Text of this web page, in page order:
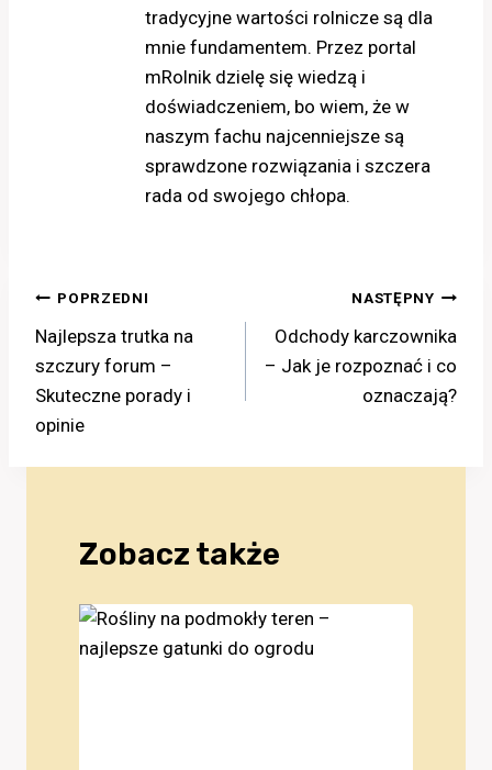
tradycyjne wartości rolnicze są dla
mnie fundamentem. Przez portal
mRolnik dzielę się wiedzą i
doświadczeniem, bo wiem, że w
naszym fachu najcenniejsze są
sprawdzone rozwiązania i szczera
rada od swojego chłopa.
Nawigacja
wpisu
POPRZEDNI
Najlepsza trutka na
szczury forum –
Skuteczne porady i
opinie
NASTĘPNY
Odchody karczownika
– Jak je rozpoznać i co
oznaczają?
Zobacz także